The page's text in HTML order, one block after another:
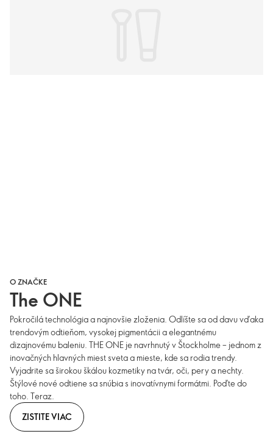
O ZNAČKE
The ONE
Pokročilá technológia a najnovšie zloženia. Odlíšte sa od davu vďaka
trendovým odtieňom, vysokej pigmentácii a elegantnému
dizajnovému baleniu. THE ONE je navrhnutý v Štockholme – jednom z
inovačných hlavných miest sveta a mieste, kde sa rodia trendy.
Vyjadrite sa širokou škálou kozmetiky na tvár, oči, pery a nechty.
Štýlové nové odtiene sa snúbia s inovatívnymi formátmi. Poďte do
toho. Teraz.
ZISTITE VIAC